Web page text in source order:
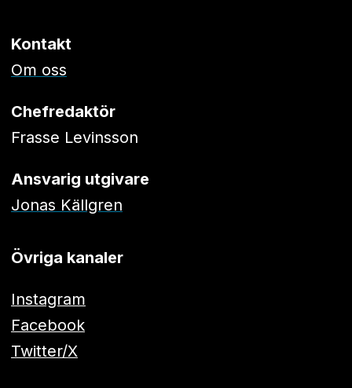
Kontakt
Om oss
Chefredaktör
Frasse Levinsson
Ansvarig utgivare
Jonas Källgren
Övriga kanaler
Instagram
Facebook
Twitter/X